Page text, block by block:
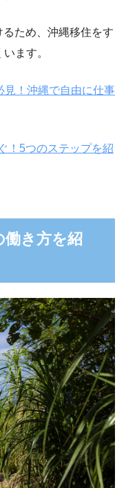
ため、沖縄移住をす
ます。
見！沖縄で自由に仕事
！5つのステップを紹
働き方を紹